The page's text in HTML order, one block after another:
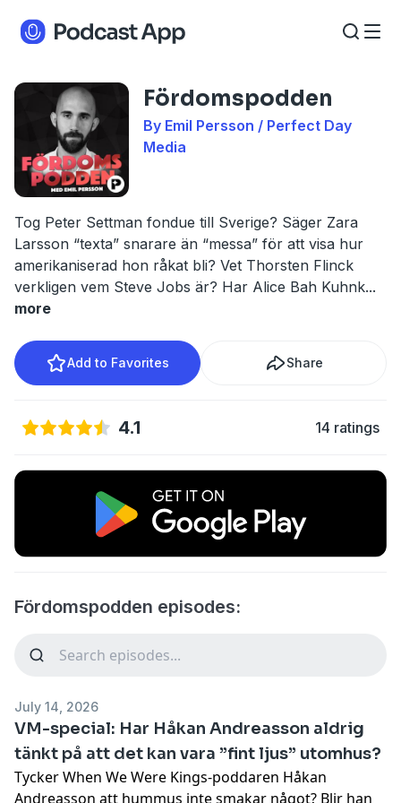
Fördomspodden
By Emil Persson / Perfect Day
Media
Tog Peter Settman fondue till Sverige? Säger Zara
Larsson “texta” snarare än “messa” för att visa hur
amerikaniserad hon råkat bli? Vet Thorsten Flinck
verkligen vem Steve Jobs är? Har Alice Bah Kuhnk...
more
Add to Favorites Share
4.1 14 ratings
Fördomspodden episodes:
July 14, 2026
VM-special: Har Håkan Andreasson aldrig
tänkt på att det kan vara ”fint ljus” utomhus?
Tycker When We Were Kings-poddaren Håkan
Andreasson att hummus inte smakar något? Blir han